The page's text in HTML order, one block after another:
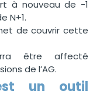
à nouveau de -1
N+1.
de couvrir cette
être affecté
de l’AG.
un outil